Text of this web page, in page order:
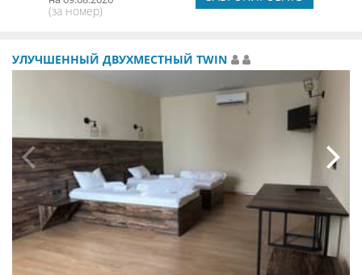
(за номер)
УЛУЧШЕННЫЙ ДВУХМЕСТНЫЙ TWIN